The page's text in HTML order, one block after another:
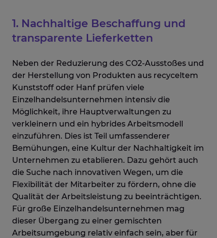
1. Nachhaltige Beschaffung und
transparente Lieferketten
Neben der Reduzierung des CO2-Ausstoßes und
der Herstellung von Produkten aus recyceltem
Kunststoff oder Hanf prüfen viele
Einzelhandelsunternehmen intensiv die
Möglichkeit, ihre Hauptverwaltungen zu
verkleinern und ein hybrides Arbeitsmodell
einzuführen. Dies ist Teil umfassenderer
Bemühungen, eine Kultur der Nachhaltigkeit im
Unternehmen zu etablieren. Dazu gehört auch
die Suche nach innovativen Wegen, um die
Flexibilität der Mitarbeiter zu fördern, ohne die
Qualität der Arbeitsleistung zu beeinträchtigen.
Für große Einzelhandelsunternehmen mag
dieser Übergang zu einer gemischten
Arbeitsumgebung relativ einfach sein, aber für